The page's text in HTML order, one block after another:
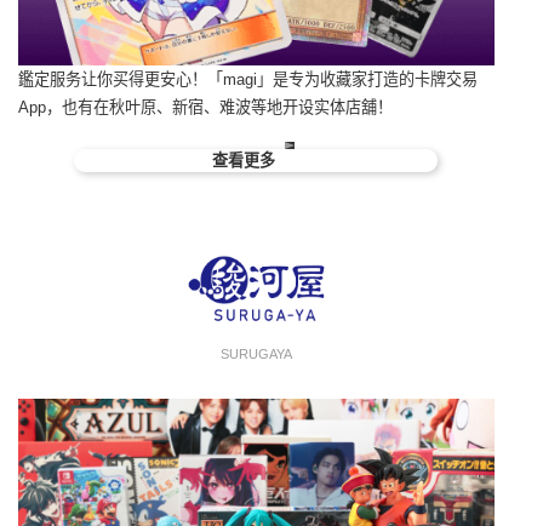
鑑定服务让你买得更安心！「magi」是专为收藏家打造的卡牌交易
App，也有在秋叶原、新宿、难波等地开设实体店舖！
查看更多
SURUGAYA